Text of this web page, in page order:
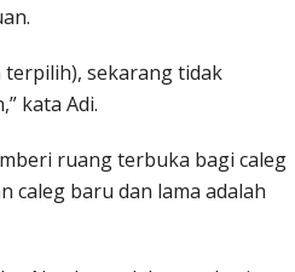
terpilih), sekarang tidak
kata Adi.
ruang terbuka bagi caleg
baru dan lama adalah